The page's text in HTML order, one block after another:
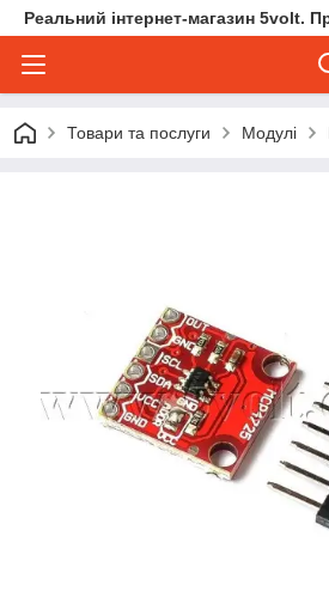
Реальний інтернет-магазин 5volt.
Товари та послуги Модулі